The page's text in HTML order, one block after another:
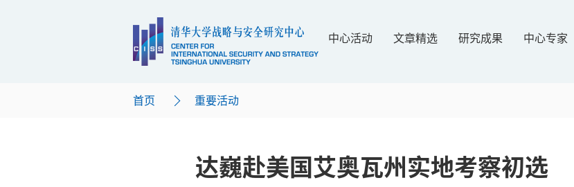
中心活动 文章精选 研究成果 中心专家
首页 重要活动
达巍赴美国艾奥瓦州实地考察初选